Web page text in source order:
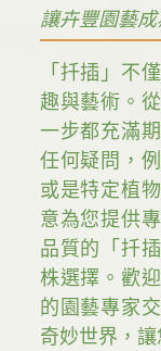
讓卉豐園藝
「扦插」不
趣與藝術。
一步都充滿
任何疑問，
或是特定植
意為您提供
品質的「扦
株選擇。歡
的園藝專家
奇妙世界，